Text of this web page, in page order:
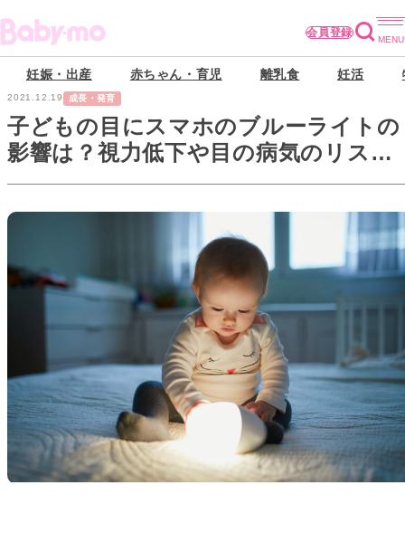
会員登録
妊娠・出産 赤ちゃん・育児 離乳食 妊活
2021.12.19 成長・発育
子どもの目にスマホのブルーライトの
影響は？視力低下や目の病気のリスク
が心配！【眼科専門医監修】